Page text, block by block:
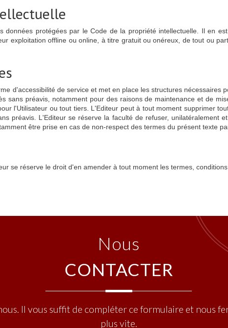
données protégées par le Code de la propriété intellectuelle. Il en
exploitation offline ou online, à titre gratuit ou onéreux, de tout ou
d'accessibilité de service et met en place les structures nécessaires
sans préavis, notamment pour des raisons de maintenance et de
l'Utilisateur ou tout tiers. L'Editeur peut à tout moment supprimer
préavis. L'Editeur se réserve la faculté de refuser, unilatéralement
être prise en cas de non-respect des termes du présent texte
se réserve le droit d'en amender à tout moment les termes,
nous
CONTACTER
Il vous suffit de compléter ce formulaire et nous
plus vite.